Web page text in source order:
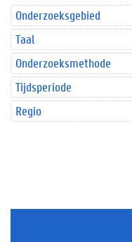
Onderzoeksgebied
Taal
Onderzoeksmethode
Tijdsperiode
Regio